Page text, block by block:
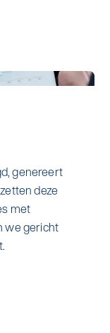
genereert
deze
met
we gericht